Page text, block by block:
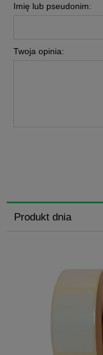
Imię lub pseudonim:
Twoja opinia:
Produkt dnia